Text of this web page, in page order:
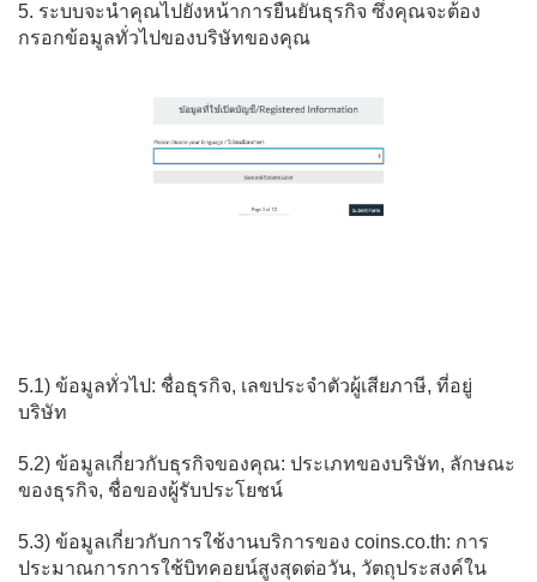
5. ระบบจะนำคุณไปยังหน้าการยืนยันธุรกิจ ซึ่งคุณจะต้อง
กรอกข้อมูลทั่วไปของบริษัทของคุณ
5.1) ข้อมูลทั่วไป: ชื่อธุรกิจ, เลขประจำตัวผู้เสียภาษี, ที่อยู่
บริษัท
5.2) ข้อมูลเกี่ยวกับธุรกิจของคุณ: ประเภทของบริษัท, ลักษณะ
ของธุรกิจ, ชื่อของผู้รับประโยชน์
5.3) ข้อมูลเกี่ยวกับการใช้งานบริการของ coins.co.th: การ
ประมาณการการใช้บิทคอยน์สูงสุดต่อวัน, วัตถุประสงค์ใน